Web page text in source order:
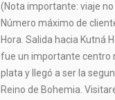
(Nota importante: viaje
Número máximo de
Hora. Salida hacia Kutná
fue un importante centro
plata y llegó a ser la
Reino de Bohemia.